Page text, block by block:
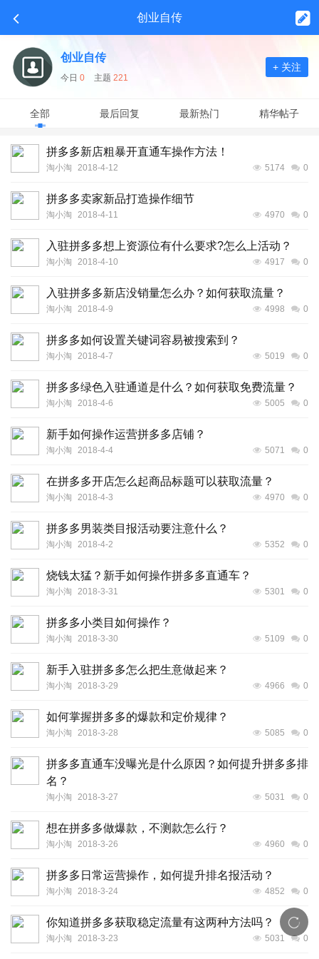
创业自传
创业自传
今日 0 主题 221
+ 关注
全部 最后回复 最新热门 精华帖子
拼多多新店粗暴开直通车操作方法！
淘小淘 2018-4-12 5174 0
拼多多卖家新品打造操作细节
淘小淘 2018-4-11 4970 0
入驻拼多多想上资源位有什么要求?怎么上活动？
淘小淘 2018-4-10 4917 0
入驻拼多多新店没销量怎么办？如何获取流量？
淘小淘 2018-4-9 4998 0
拼多多如何设置关键词容易被搜索到？
淘小淘 2018-4-7 5019 0
拼多多绿色入驻通道是什么？如何获取免费流量？
淘小淘 2018-4-6 5005 0
新手如何操作运营拼多多店铺？
淘小淘 2018-4-4 5071 0
在拼多多开店怎么起商品标题可以获取流量？
淘小淘 2018-4-3 4970 0
拼多多男装类目报活动要注意什么？
淘小淘 2018-4-2 5352 0
烧钱太猛？新手如何操作拼多多直通车？
淘小淘 2018-3-31 5301 0
拼多多小类目如何操作？
淘小淘 2018-3-30 5109 0
新手入驻拼多多怎么把生意做起来？
淘小淘 2018-3-29 4966 0
如何掌握拼多多的爆款和定价规律？
淘小淘 2018-3-28 5085 0
拼多多直通车没曝光是什么原因？如何提升拼多多排
名？
淘小淘 2018-3-27 5031 0
想在拼多多做爆款，不测款怎么行？
淘小淘 2018-3-26 4960 0
拼多多日常运营操作，如何提升排名报活动？
淘小淘 2018-3-24 4852 0
你知道拼多多获取稳定流量有这两种方法吗？
淘小淘 2018-3-23 5031 0